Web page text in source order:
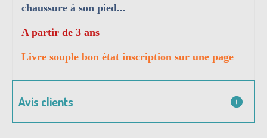
chaussure à son pied...
A partir de 3 ans
Livre souple bon état inscription sur une page
Avis clients